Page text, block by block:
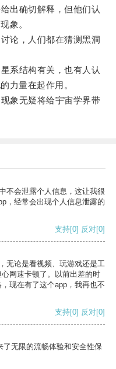
确切解释，但他们认
象。
论，人们都在猜测黑洞
结构有关，也有人认
力量在起作用。
象无疑将给宇宙学界带
不会泄露个人信息，这让我很
，经常会出现个人信息泄露的
支持[0] 反对[0]
无论是看视频、玩游戏还是工
网速卡顿了。以前出差的时
现在有了这个app，我再也不
支持[0] 反对[0]
无限的流畅体验和安全性保